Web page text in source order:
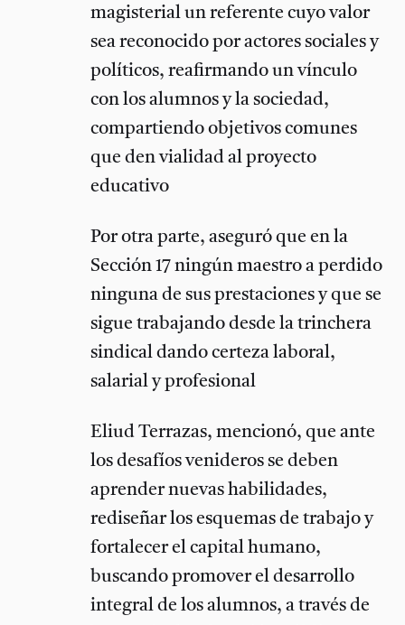
magisterial un referente cuyo valor
sea reconocido por actores sociales y
políticos, reafirmando un vínculo
con los alumnos y la sociedad,
compartiendo objetivos comunes
que den vialidad al proyecto
educativo
Por otra parte, aseguró que en la
Sección 17 ningún maestro a perdido
ninguna de sus prestaciones y que se
sigue trabajando desde la trinchera
sindical dando certeza laboral,
salarial y profesional
Eliud Terrazas, mencionó, que ante
los desafíos venideros se deben
aprender nuevas habilidades,
rediseñar los esquemas de trabajo y
fortalecer el capital humano,
buscando promover el desarrollo
integral de los alumnos, a través de